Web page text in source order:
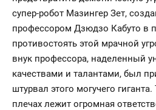
супер-робот Мазингер Зет,
профессором Дзюдзо Кабуто в
противостоять этой мрачной
внук профессора, наделенный
качествами и талантами, был
штурвал этого могучего
плечах лежит огромная